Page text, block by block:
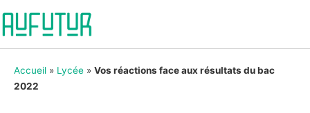
Accueil » Lycée » Vos réactions face aux résultats du bac
2022